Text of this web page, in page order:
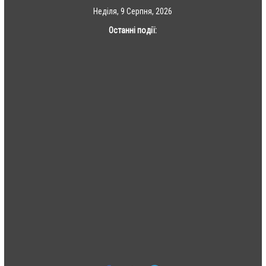
Неділя, 9 Серпня, 2026
Останні події: